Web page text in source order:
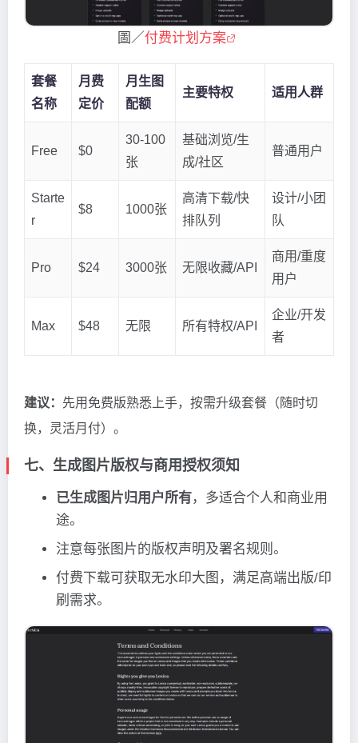
圖／付费计划方案
套餐
名称
月费
定价
月生图
配额
主要特权 适用人群
Free $0
30-100
张
基础浏览/生
成/社区
普通用户
Starte
r
$8 1000张
高清下载/快
排队列
设计/小团
队
Pro $24 3000张 无限收藏/API
商用/重度
用户
Max $48 无限 所有特权/API
企业/开发
者
建议： 先用免费版熟悉上手，按需升级套餐（随时切
换，灵活月付）。
七、生成图片版权与商用授权须知
已生成图片归用户所有，多适合个人和商业用
途。
注意每张图片的版权声明及署名规则。
付费下载可获取无水印大图，满足高端出版/印
刷需求。